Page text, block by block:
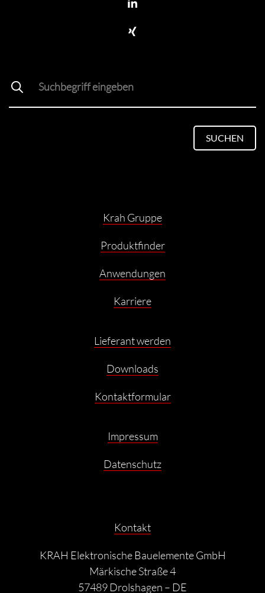
SUCHEN
Krah Gruppe
Produktfinder
Anwendungen
Karriere
Lieferant werden
Downloads
Kontaktformular
Impressum
Datenschutz
Kontakt
KRAH Elektronische Bauelemente GmbH
Märkische Straße 4
57489 Drolshagen – DE